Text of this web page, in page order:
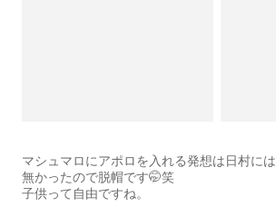
マシュマロにアポロを入れる発想は日村には
無かったので脱帽です🤭笑
子供って自由ですね。